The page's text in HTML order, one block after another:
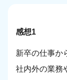
感想1
新卒の仕事か
社内外の業務